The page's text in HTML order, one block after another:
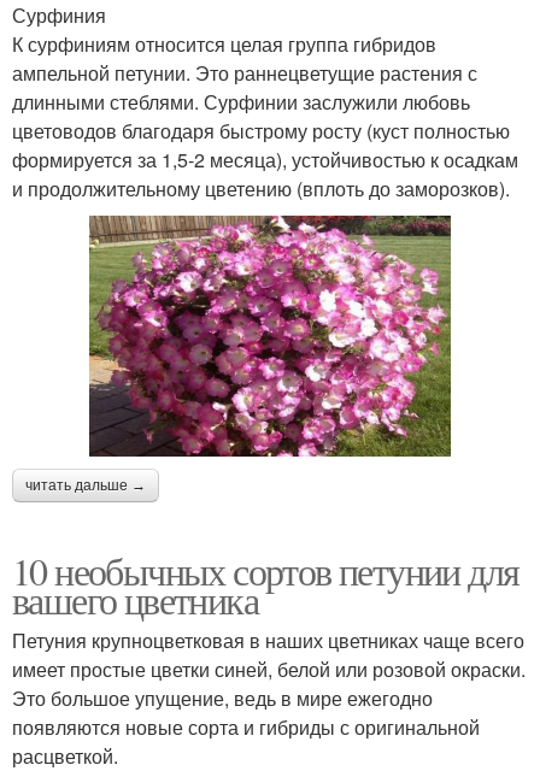
Сурфиния
К сурфиниям относится целая группа гибридов
ампельной петунии. Это раннецветущие растения с
длинными стеблями. Сурфинии заслужили любовь
цветоводов благодаря быстрому росту (куст полностью
формируется за 1,5-2 месяца), устойчивостью к осадкам
и продолжительному цветению (вплоть до заморозков).
читать дальше →
10 необычных сортов петунии для
вашего цветника
Петуния крупноцветковая в наших цветниках чаще всего
имеет простые цветки синей, белой или розовой окраски.
Это большое упущение, ведь в мире ежегодно
появляются новые сорта и гибриды с оригинальной
расцветкой.